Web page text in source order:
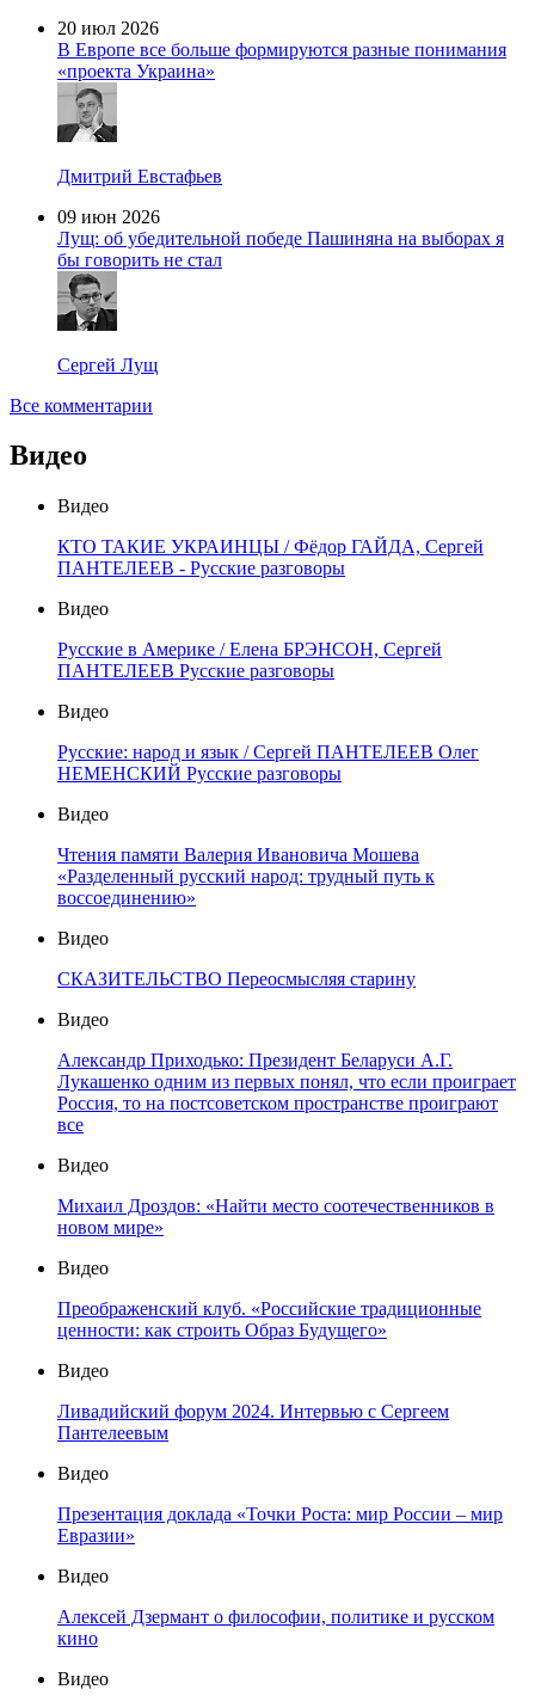
20 июл 2026
В Европе все больше формируются разные понимания
«проекта Украина»
Дмитрий Евстафьев
09 июн 2026
Лущ: об убедительной победе Пашиняна на выборах я
бы говорить не стал
Сергей Лущ
Все комментарии
Видео
Видео
КТО ТАКИЕ УКРАИНЦЫ / Фёдор ГАЙДА, Сергей
ПАНТЕЛЕЕВ - Русские разговоры
Видео
Русские в Америке / Елена БРЭНСОН, Сергей
ПАНТЕЛЕЕВ Русские разговоры
Видео
Русские: народ и язык / Сергей ПАНТЕЛЕЕВ Олег
НЕМЕНСКИЙ Русские разговоры
Видео
Чтения памяти Валерия Ивановича Мошева
«Разделенный русский народ: трудный путь к
воссоединению»
Видео
СКАЗИТЕЛЬСТВО Переосмысляя старину
Видео
Александр Приходько: Президент Беларуси А.Г.
Лукашенко одним из первых понял, что если проиграет
Россия, то на постсоветском пространстве проиграют
все
Видео
Михаил Дроздов: «Найти место соотечественников в
новом мире»
Видео
Преображенский клуб. «Российские традиционные
ценности: как строить Образ Будущего»
Видео
Ливадийский форум 2024. Интервью с Сергеем
Пантелеевым
Видео
Презентация доклада «Точки Роста: мир России – мир
Евразии»
Видео
Алексей Дзермант о философии, политике и русском
кино
Видео